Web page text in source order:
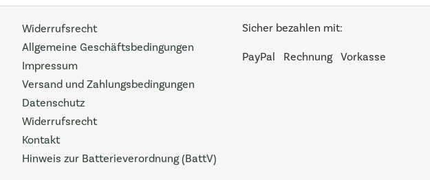
Widerrufsrecht
Allgemeine Geschäftsbedingungen
Impressum
Versand und Zahlungsbedingungen
Datenschutz
Widerrufsrecht
Kontakt
Hinweis zur Batterieverordnung (BattV)
Sicher bezahlen mit:
PayPal Rechnung Vorkasse